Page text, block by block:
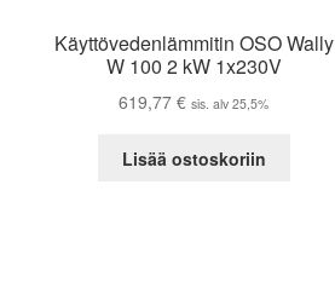
Käyttövedenlämmitin OSO Wally
W 100 2 kW 1x230V
619,77€ sis. alv 25,5%
Lisää ostoskoriin